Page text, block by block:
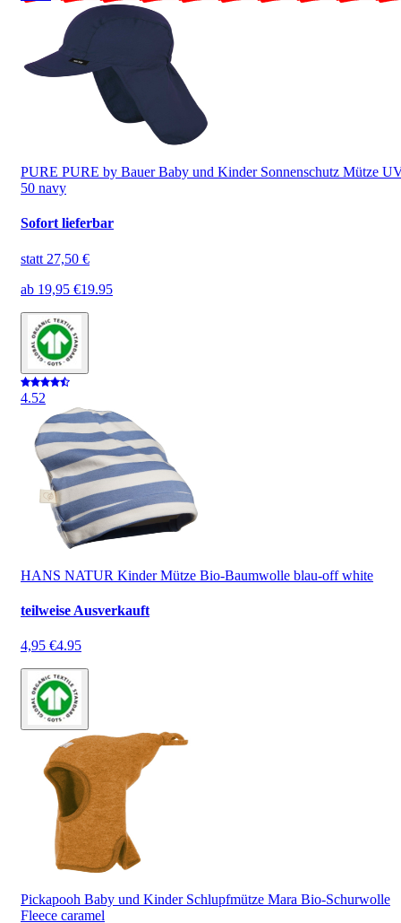
PURE PURE by Bauer Baby und Kinder Sonnenschutz Mütze
50 navy
Sofort lieferbar
statt 27,50 €
ab 19,95 €19.95
4.52
HANS NATUR Kinder Mütze Bio-Baumwolle blau-off white
teilweise Ausverkauft
4,95 €4.95
Pickapooh Baby und Kinder Schlupfmütze Mara Bio-Schurwolle
Fleece caramel